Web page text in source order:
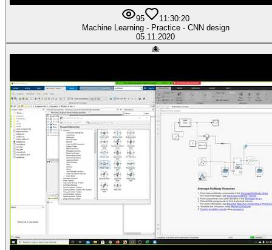
95 1 1:30:20
Machine Learning - Practice - CNN design
05.11.2020
🐙